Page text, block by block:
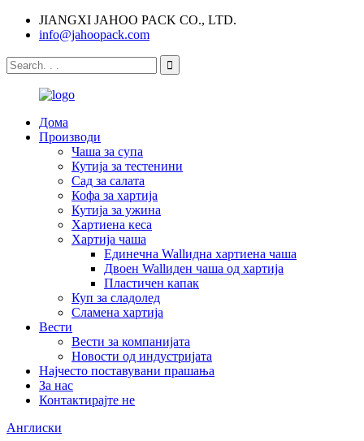
JIANGXI JAHOO PACK CO., LTD.
info@jahoopack.com
Дома
Производи
Чаша за супа
Кутија за тестенини
Сад за салата
Кофа за хартија
Кутија за ужина
Хартиена кеса
Хартија чаша
Единечна Wallидна хартиена чаша
Двоен Wallиден чаша од хартија
Пластичен капак
Куп за сладолед
Сламена хартија
Вести
Вести за компанијата
Новости од индустријата
Најчесто поставувани прашања
За нас
Контактирајте не
Англиски